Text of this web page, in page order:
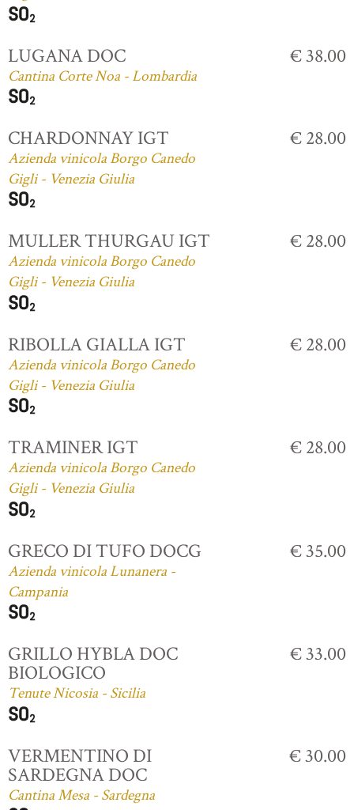
LUGANA DOC
Cantina Corte Noa - Lombardia
€ 38.00
CHARDONNAY IGT
Azienda vinicola Borgo Canedo
Gigli - Venezia Giulia
€ 28.00
MULLER THURGAU IGT
Azienda vinicola Borgo Canedo
Gigli - Venezia Giulia
€ 28.00
RIBOLLA GIALLA IGT
Azienda vinicola Borgo Canedo
Gigli - Venezia Giulia
€ 28.00
TRAMINER IGT
Azienda vinicola Borgo Canedo
Gigli - Venezia Giulia
€ 28.00
GRECO DI TUFO DOCG
Azienda vinicola Lunanera -
Campania
€ 35.00
GRILLO HYBLA DOC
BIOLOGICO
Tenute Nicosia - Sicilia
€ 33.00
VERMENTINO DI
SARDEGNA DOC
Cantina Mesa - Sardegna
€ 30.00